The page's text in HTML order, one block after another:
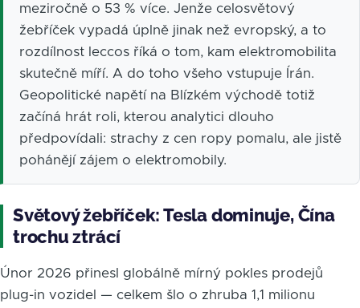
meziročně o 53 % více. Jenže celosvětový
žebříček vypadá úplně jinak než evropský, a to
rozdílnost leccos říká o tom, kam elektromobilita
skutečně míří. A do toho všeho vstupuje Írán.
Geopolitické napětí na Blízkém východě totiž
začíná hrát roli, kterou analytici dlouho
předpovídali: strachy z cen ropy pomalu, ale jistě
pohánějí zájem o elektromobily.
Světový žebříček: Tesla dominuje, Čína
trochu ztrácí
Únor 2026 přinesl globálně mírný pokles prodejů
plug-in vozidel — celkem šlo o zhruba 1,1 milionu